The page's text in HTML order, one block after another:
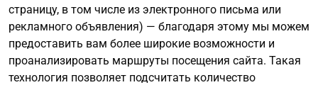
страницу, в том числе из электронного письма или
рекламного объявления) — благодаря этому мы можем
предоставить вам более широкие возможности и
проанализировать маршруты посещения сайта. Такая
технология позволяет подсчитать количество